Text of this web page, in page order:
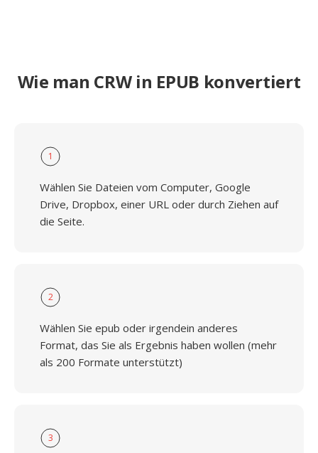
Wie man CRW in EPUB konvertiert
1
Wählen Sie Dateien vom Computer, Google
Drive, Dropbox, einer URL oder durch Ziehen auf
die Seite.
2
Wählen Sie epub oder irgendein anderes
Format, das Sie als Ergebnis haben wollen (mehr
als 200 Formate unterstützt)
3